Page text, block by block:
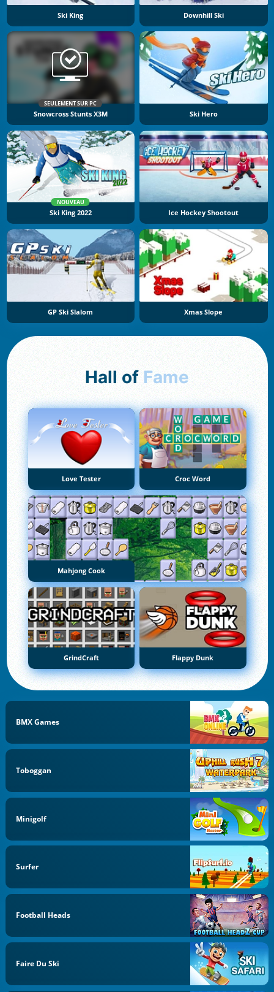
Ski King Downhill Ski
SEULEMENT SUR PC
Snowcross Stunts X3M Ski Hero
NOUVEAU
Ski King 2022 Ice Hockey Shootout
GP Ski Slalom Xmas Slope
Hall of Fame
Love Tester Croc Word
Mahjong Cook
GrindCraft Flappy Dunk
BMX Games
Toboggan
Minigolf
Surfer
Football Heads
Faire Du Ski